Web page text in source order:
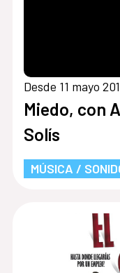
Desde 11 mayo
Miedo, con
Solís
MÚSICA /